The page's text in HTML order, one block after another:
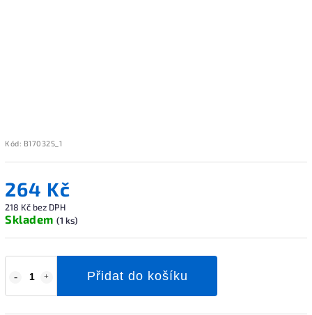
Kód: B17032S_1
264 Kč
218 Kč bez DPH
Skladem (1 ks)
Přidat do košíku